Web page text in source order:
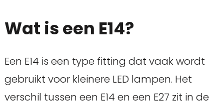
Wat is een E14?
Een E14 is een type fitting dat vaak wordt
gebruikt voor kleinere LED lampen. Het
verschil tussen een E14 en een E27 zit in de